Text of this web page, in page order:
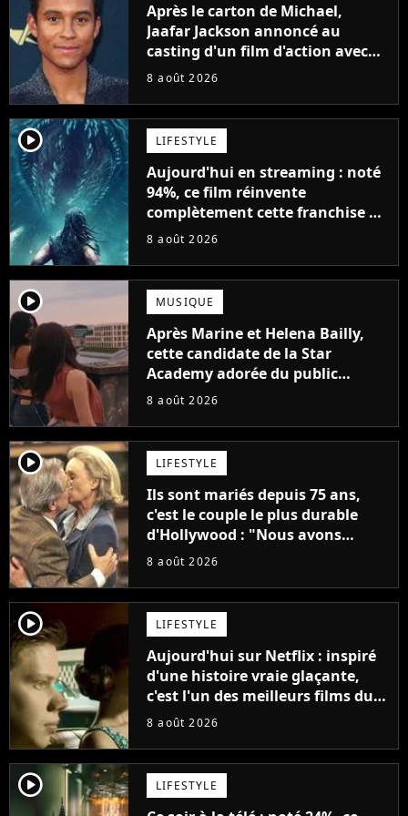
Après le carton de Michael,
Jaafar Jackson annoncé au
casting d'un film d'action avec
Will Smith
8 août 2026
player2 LIFESTYLE
Aujourd'hui en streaming : noté
94%, ce film réinvente
complètement cette franchise de
science-fiction vieille de 40 ans
8 août 2026
player2 MUSIQUE
Après Marine et Helena Bailly,
cette candidate de la Star
Academy adorée du public
annonce son premier album,
8 août 2026
player2 LIFESTYLE
Ils sont mariés depuis 75 ans,
c'est le couple le plus durable
d'Hollywood : "Nous avons
avancé jour après jour, et les
décennies"
8 août 2026
player2 LIFESTYLE
Aujourd'hui sur Netflix : inspiré
d'une histoire vraie glaçante,
c'est l'un des meilleurs films du
21ème siècle
8 août 2026
player2 LIFESTYLE